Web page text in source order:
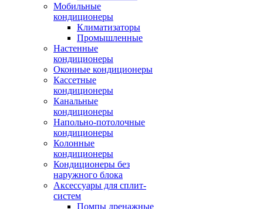
Мобильные
кондиционеры
Климатизаторы
Промышленные
Настенные
кондиционеры
Оконные кондиционеры
Кассетные
кондиционеры
Канальные
кондиционеры
Напольно-потолочные
кондиционеры
Колонные
кондиционеры
Кондиционеры без
наружного блока
Аксессуары для сплит-
систем
Помпы дренажные